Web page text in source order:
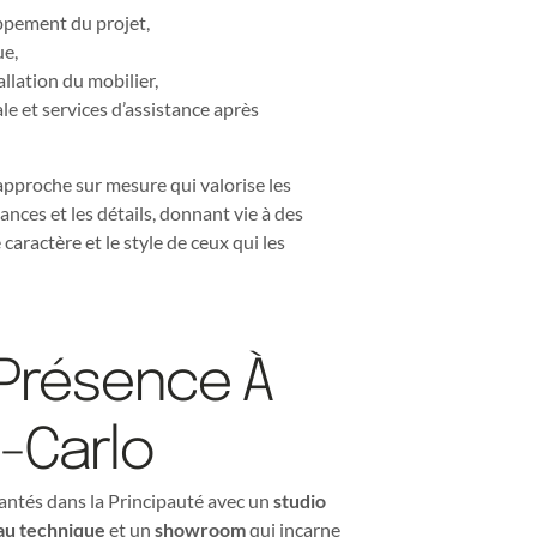
du projet,
du mobilier,
et services d’assistance après
sur mesure qui valorise les
et les détails, donnant vie à des
et le style de ceux qui les
À
Carlo
dans la Principauté avec un studio
technique et un showroomqui incarne